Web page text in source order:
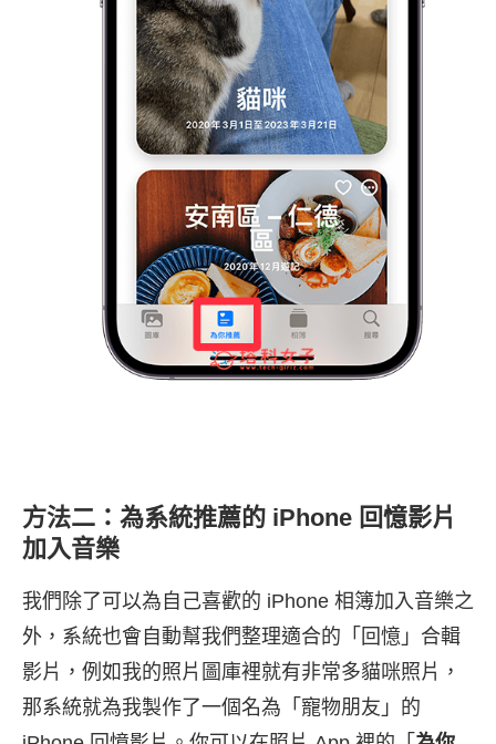
方法二：為系統推薦的 iPhone 回憶影片
加入音樂
我們除了可以為自己喜歡的 iPhone 相簿加入音樂之
外，系統也會自動幫我們整理適合的「回憶」合輯
影片，例如我的照片圖庫裡就有非常多貓咪照片，
那系統就為我製作了一個名為「寵物朋友」的